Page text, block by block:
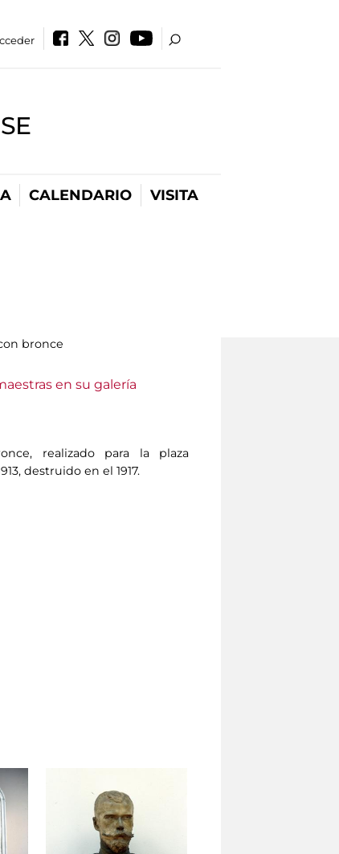
CALENDARIO VISITA
bronce
en su galería
realizado para la plaza
destruido en el 1917.